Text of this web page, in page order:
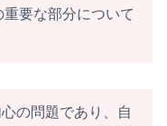
要な部分について
の問題であり、自